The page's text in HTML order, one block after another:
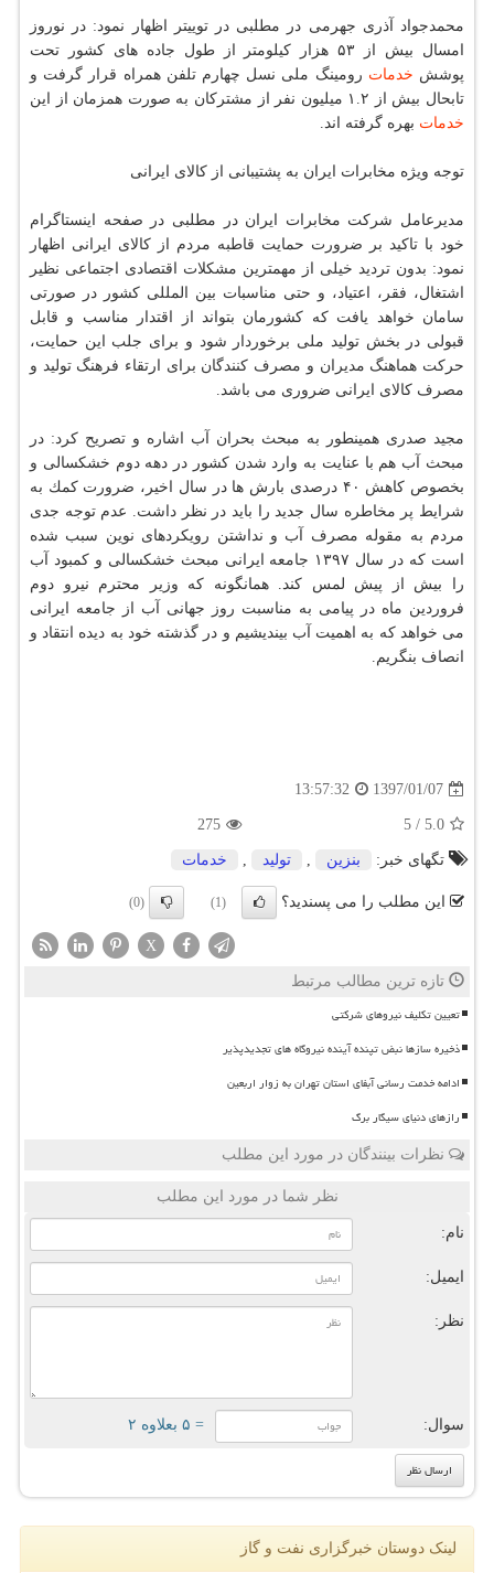
محمدجواد آذری جهرمی در مطلبی در توییتر اظهار نمود: در نوروز
امسال بیش از ۵۳ هزار كیلومتر از طول جاده های كشور تحت
پوشش خدمات رومینگ ملی نسل چهارم تلفن همراه قرار گرفت و
تابحال بیش از ۱.۲ میلیون نفر از مشتركان به صورت همزمان از این
خدمات بهره گرفته اند.
توجه ویژه مخابرات ایران به پشتیبانی از كالای ایرانی
مدیرعامل شركت مخابرات ایران در مطلبی در صفحه اینستاگرام
خود با تاكید بر ضرورت حمایت قاطبه مردم از كالای ایرانی اظهار
نمود: بدون تردید خیلی از مهمترین مشكلات اقتصادی اجتماعی نظیر
اشتغال، فقر، اعتیاد، و حتی مناسبات بین المللی كشور در صورتی
سامان خواهد یافت كه كشورمان بتواند از اقتدار مناسب و قابل
قبولی در بخش تولید ملی برخوردار شود و برای جلب این حمایت،
حركت هماهنگ مدیران و مصرف كنندگان برای ارتقاء فرهنگ تولید و
مصرف كالای ایرانی ضروری می باشد.
مجید صدری همینطور به مبحث بحران آب اشاره و تصریح كرد: در
مبحث آب هم با عنایت به وارد شدن كشور در دهه دوم خشكسالی و
بخصوص كاهش ۴۰ درصدی بارش ها در سال اخیر، ضرورت كمك به
شرایط پر مخاطره سال جدید را باید در نظر داشت. عدم توجه جدی
مردم به مقوله مصرف آب و نداشتن رویكردهای نوین سبب شده
است كه در سال ۱۳۹۷ جامعه ایرانی مبحث خشكسالی و كمبود آب
را بیش از پیش لمس كند. همانگونه كه وزیر محترم نیرو دوم
فروردین ماه در پیامی به مناسبت روز جهانی آب از جامعه ایرانی
می خواهد كه به اهمیت آب بیندیشیم و در گذشته خود به دیده انتقاد و
انصاف بنگریم.
1397/01/07
13:57:32
5.0
/
5
275
تگهای خبر: بنزین , تولید , خدمات
این مطلب را می پسندید؟ (1)
(0)
X
تازه ترین مطالب مرتبط
تعیین تکلیف نیروهای شرکتی
ذخیره سازها نبض تپنده آینده نیروگاه های تجدیدپذیر
ادامه خدمت رسانی آبفای استان تهران به زوار اربعین
رازهای دنیای سیگار برگ
نظرات بینندگان در مورد این مطلب
نظر شما در مورد این مطلب
نام:
ایمیل:
نظر:
سوال: = ۵ بعلاوه ۲
لینک دوستان خبرگزاری نفت و گاز